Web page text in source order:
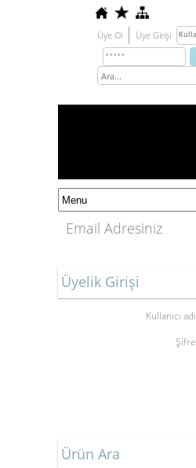
Üye Ol Üye Girişi
Email Adresiniz
Üyelik Girişi
Kullanıcı adı
Şifre
Ürün Ara